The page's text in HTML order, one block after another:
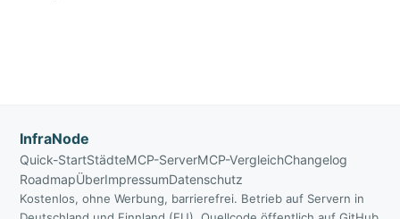
InfraNode
Quick-StartStädteMCP-ServerMCP-VergleichChangelog
RoadmapÜberImpressumDatenschutz
Kostenlos, ohne Werbung, barrierefrei. Betrieb auf Servern in